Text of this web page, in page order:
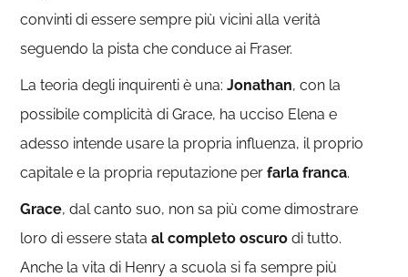
convinti di essere sempre più vicini alla verità
seguendo la pista che conduce ai Fraser.
La teoria degli inquirenti è una:Jonathan, con la
possibile complicità di Grace, ha ucciso Elena e
adesso intende usare la propria influenza, il proprio
capitale e la propria reputazione perfarla franca.
Grace, dal canto suo, non sa più come dimostrare
loro di essere stataal completo oscuro di tutto.
Anche la vita di Henry a scuola si fa sempre più